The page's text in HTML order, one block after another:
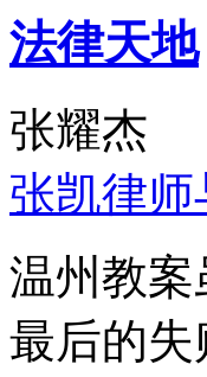
法律天地
张耀杰
张凯律
温州教
最后的